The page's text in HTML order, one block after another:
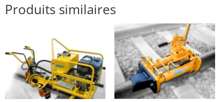
Produits similaires